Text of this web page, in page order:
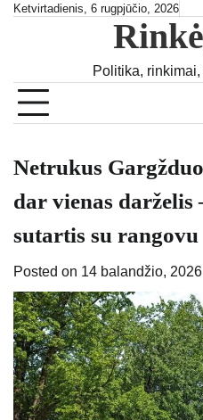
SkipKetvirtadienis, 6 rugpjūčio, 2026
Politika,
Netrukus
dar vienas darželis
sutartis su rangovu
Posted on 14 balandžio, 2026